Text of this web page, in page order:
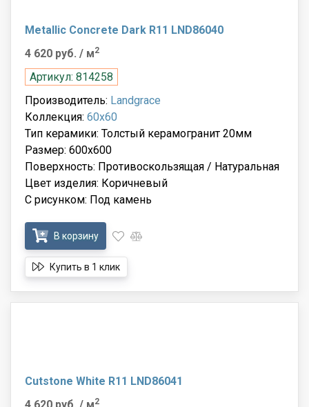
Metallic Concrete Dark R11 LND86040
4 620 руб. / м2
Артикул: 814258
Производитель: Landgrace
Коллекция: 60x60
Тип керамики: Толстый керамогранит 20мм
Размер: 600x600
Поверхность: Противоскользящая / Натуральная
Цвет изделия: Коричневый
С рисунком: Под камень
В корзину
Купить в 1 клик
Cutstone White R11 LND86041
2